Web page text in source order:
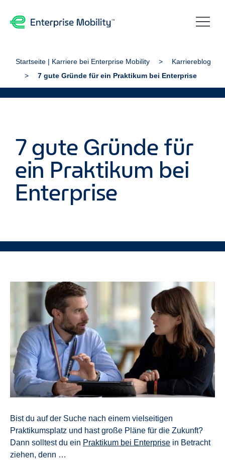
Startseite | Karriere bei Enterprise Mobility
Karriereblog
7 gute Gründe für ein Praktikum bei Enterprise
7 gute Gründe für
ein Praktikum bei
Enterprise
Bist du auf der Suche nach einem vielseitigen
Praktikumsplatz und hast große Pläne für die Zukunft?
Dann solltest du ein Praktikum bei Enterprise in Betracht
ziehen, denn …